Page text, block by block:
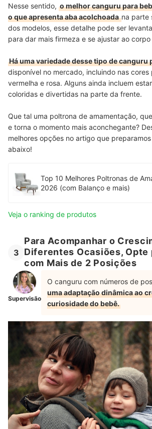
Nesse sentido, o melhor canguru para
o que apresenta aba acolchoadana parte
dos modelos, esse detalhe pode ser
para dar mais firmeza e se ajustar ao
Há uma variedade desse tipo de canguru
disponível no mercado, incluindo nas cores
vermelha e rosa. Alguns ainda incluem
coloridas e divertidas na parte da frente.
Que tal uma poltrona de amamentação,
e torna o momento mais aconchegante?
melhores opções no artigo que
abaixo!
Top 10 Melhores Poltronas de
2026 (com Balanço e mais)
Veja o ranking de produtos
3
Para Acompanhar o
Diferentes Ocasiões, Opte
com Mais de 2 Posições
Supervisão
O canguru com números de
uma adaptação dinâmica ao
curiosidade do bebê.